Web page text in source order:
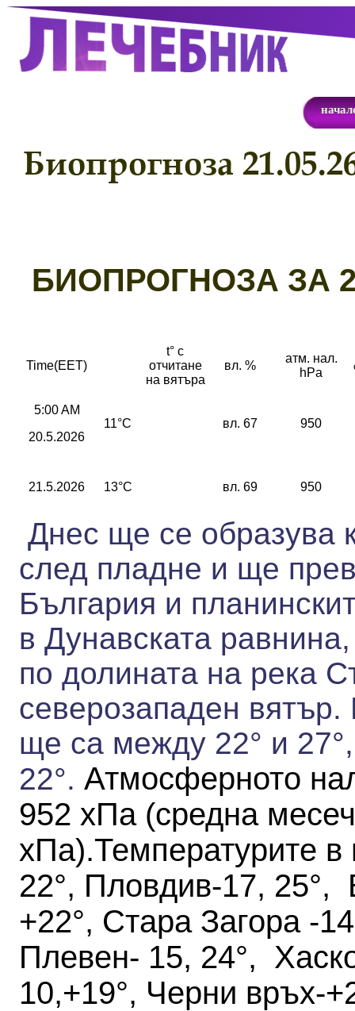
Биопрогноза
БИОПРОГНОЗА ЗА
Time(EET)
t° с
отчитане
на вятъра
вл. %
атм. нал.
hPa
5:00 AM
20.5.2026
11°C вл. 67 950
21.5.2026 13°C вл. 69 950
Днес ще се образува
след пладне и ще
България и
в Дунавската
по долината на река
северозападен вятър.
ще са между 22° и
22°. Атмосферното
952 хПа (средна
хПа).Температурите в
22°, Пловдив-17, 25°,
+22°, Стара Загора -
Плевен- 15, 24°,
10,+19°, Черни връх-